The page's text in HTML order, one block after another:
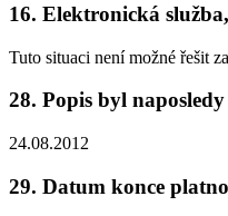
16. Elektronická
Tuto situaci není možné řešit
28. Popis byl
24.08.2012
29. Datum konce